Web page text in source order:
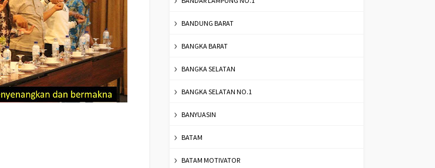
BANDUNG BARAT
BANGKA BARAT
BANGKA SELATAN
BANGKA SELATAN NO.1
BANYUASIN
BATAM
BATAM MOTIVATOR